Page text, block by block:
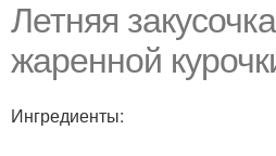
Летняя
жаренной
Ингредиенты: